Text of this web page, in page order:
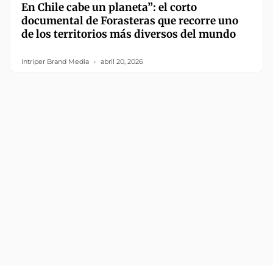
En Chile cabe un planeta”: el corto
documental de Forasteras que recorre uno
de los territorios más diversos del mundo
Intriper Brand Media abril 20, 2026